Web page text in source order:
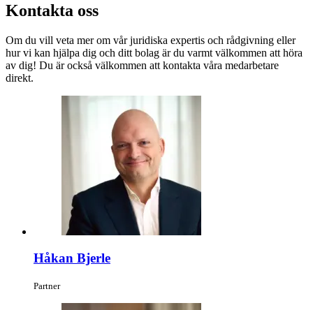
Kontakta oss
Om du vill veta mer om vår juridiska expertis och rådgivning eller
hur vi kan hjälpa dig och ditt bolag är du varmt välkommen att höra
av dig! Du är också välkommen att kontakta våra medarbetare
direkt.
Håkan Bjerle
Partner